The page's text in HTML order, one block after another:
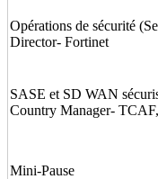
Opérations de sécurité
Director- Fortinet
SASE et SD WAN
Country Manager-
Mini-Pause